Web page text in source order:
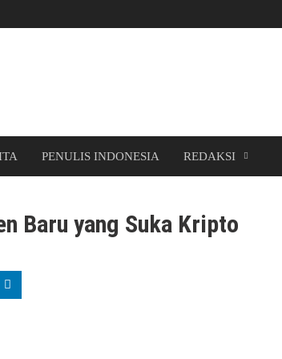
PENULIS INDONESIA REDAKSI
Baru yang Suka Kripto